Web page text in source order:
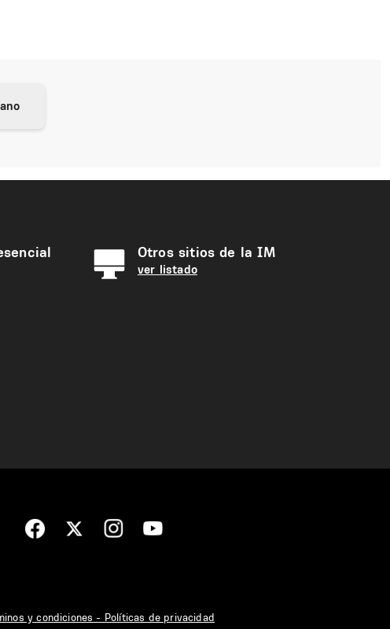
Otros sitios de la IM
ver listado
y condiciones - Políticas de privacidad